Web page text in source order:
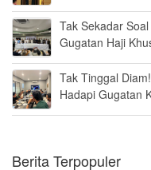
Tak Sekadar
Gugatan Haji
Tak Tinggal
Hadapi Gugatan
Berita Terpopuler